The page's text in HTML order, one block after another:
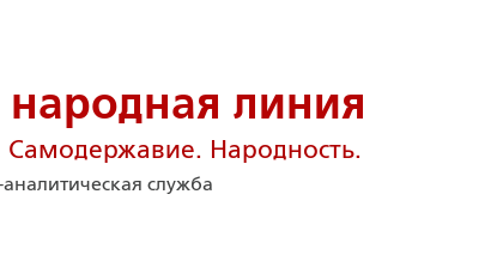
народная линия
Самодержавие. Народность.
служба